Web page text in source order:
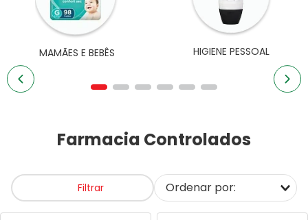
MAMÃES E BEBÊS HIGIENE PESSOAL
Farmacia Controlados
Filtrar
cerave
8º
sabonete facial
10º neutrofer